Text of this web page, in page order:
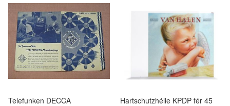
Telefunken DECCA
Hartschutzhélle KPDP fér 45